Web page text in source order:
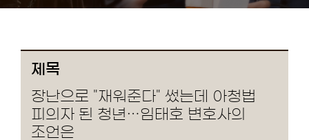
제목
장난으로 "재워준다" 썼는데 아청법
피의자 된 청년…임태호 변호사의
조언은